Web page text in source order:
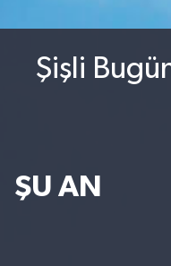
Şişli
ŞU AN